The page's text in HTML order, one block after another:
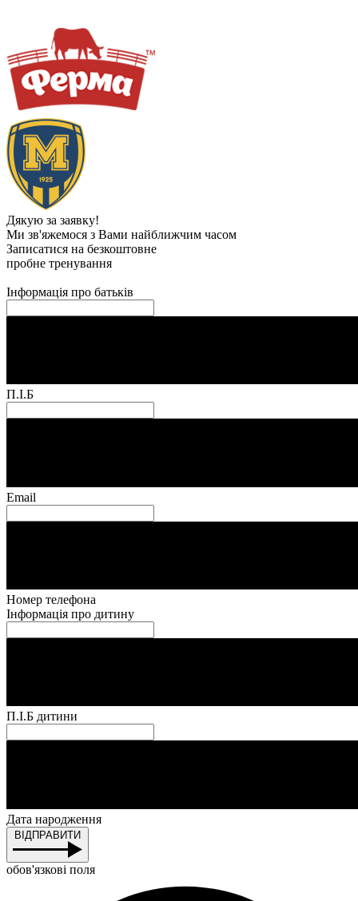
Дякую за заявку!
Ми зв'яжемося з Вами найближчим часом
Записатися на безкоштовне
пробне тренування
Інформація про батьків
П.І.Б
Email
Номер телефона
Інформація про дитину
П.І.Б дитини
Дата народження
ВІДПРАВИТИ
обов'язкові поля